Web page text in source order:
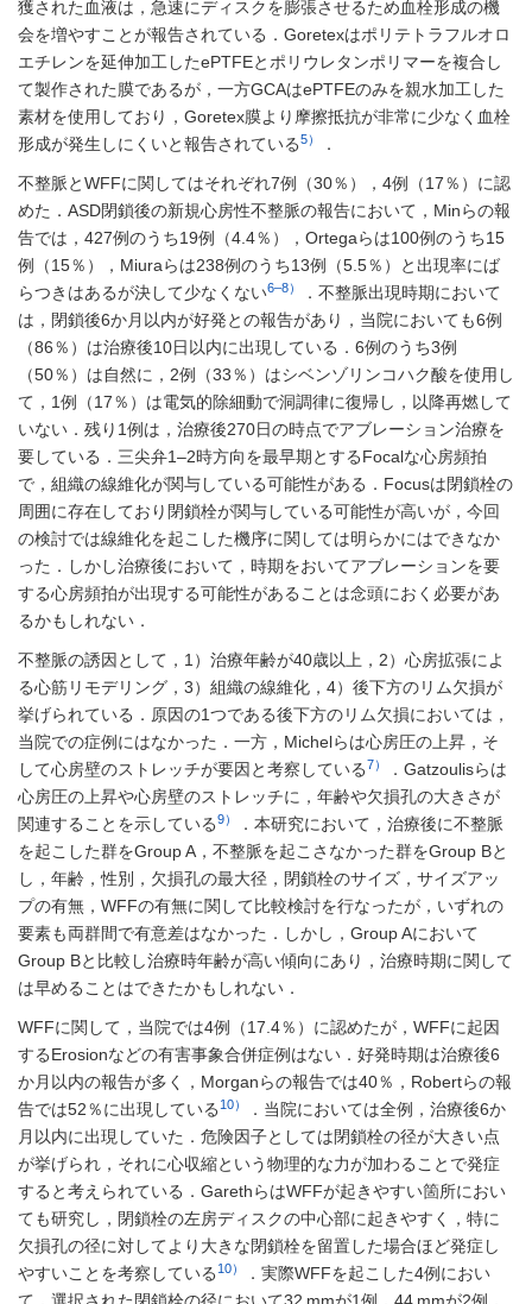
獲された血液は，急速にディスクを膨張させるため血栓形成の機
会を増やすことが報告されている．Goretexはポリテトラフルオロ
エチレンを延伸加工したePTFEとポリウレタンポリマーを複合し
て製作された膜であるが，一方GCAはePTFEのみを親水加工した
素材を使用しており，Goretex膜より摩擦抵抗が非常に少なく血栓
形成が発生しにくいと報告されている5） ．
不整脈とWFFに関してはそれぞれ7例（30％），4例（17％）に認
めた．ASD閉鎖後の新規心房性不整脈の報告において，Minらの報
告では，427例のうち19例（4.4％），Ortegaらは100例のうち15
例（15％），Miuraらは238例のうち13例（5.5％）と出現率にば
らつきはあるが決して少なくない6–8）
．不整脈出現時期において
は，閉鎖後6か月以内が好発との報告があり，当院においても6例
（86％）は治療後10日以内に出現している．6例のうち3例
（50％）は自然に，2例（33％）はシベンゾリンコハク酸を使用し
て，1例（17％）は電気的除細動で洞調律に復帰し，以降再燃して
いない．残り1例は，治療後270日の時点でアブレーション治療を
要している．三尖弁1–2時方向を最早期とするFocalな心房頻拍
で，組織の線維化が関与している可能性がある．Focusは閉鎖栓の
周囲に存在しており閉鎖栓が関与している可能性が高いが，今回
の検討では線維化を起こした機序に関しては明らかにはできなか
った．しかし治療後において，時期をおいてアブレーションを要
する心房頻拍が出現する可能性があることは念頭におく必要があ
るかもしれない．
不整脈の誘因として，1）治療年齢が40歳以上，2）心房拡張によ
る心筋リモデリング，3）組織の線維化，4）後下方のリム欠損が
挙げられている．原因の1つである後下方のリム欠損においては，
当院での症例にはなかった．一方，Michelらは心房圧の上昇，そ
して心房壁のストレッチが要因と考察している7）
．Gatzoulisらは
心房圧の上昇や心房壁のストレッチに，年齢や欠損孔の大きさが
関連することを示している9）
．本研究において，治療後に不整脈
を起こした群をGroup A，不整脈を起こさなかった群をGroup Bと
し，年齢，性別，欠損孔の最大径，閉鎖栓のサイズ，サイズアッ
プの有無，WFFの有無に関して比較検討を行なったが，いずれの
要素も両群間で有意差はなかった．しかし，Group Aにおいて
Group Bと比較し治療時年齢が高い傾向にあり，治療時期に関して
は早めることはできたかもしれない．
WFFに関して，当院では4例（17.4％）に認めたが，WFFに起因
するErosionなどの有害事象合併症例はない．好発時期は治療後6
か月以内の報告が多く，Morganらの報告では40％，Robertらの報
告では52％に出現している 10）
．当院においては全例，治療後6か
月以内に出現していた．危険因子としては閉鎖栓の径が大きい点
が挙げられ，それに心収縮という物理的な力が加わることで発症
すると考えられている．GarethらはWFFが起きやすい箇所におい
ても研究し，閉鎖栓の左房ディスクの中心部に起きやすく，特に
欠損孔の径に対してより大きな閉鎖栓を留置した場合ほど発症し
やすいことを考察している 10）
．実際WFFを起こした4例におい